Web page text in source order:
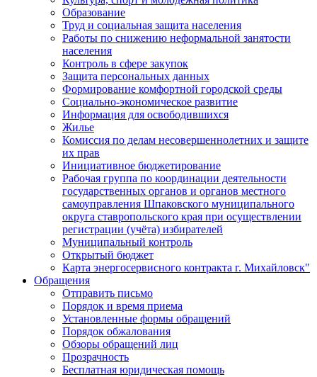
Образование
Труд и социальная защита населения
Работы по снижению неформальной занятости
населения
Контроль в сфере закупок
Защита персональных данных
Формирование комфортной городской среды
Социально-экономическое развитие
Информация для освободившихся
Жилье
Комиссия по делам несовершеннолетних и защите
их прав
Инициативное бюджетирование
Рабочая группа по координации деятельности
государственных органов и органов местного
самоуправления Шпаковского муниципального
округа ставропольского края при осуществлении
регистрации (учёта) избирателей
Муниципальный контроль
Открытый бюджет
Карта энергосервисного контракта г. Михайловск"
Обращения
Отправить письмо
Порядок и время приема
Установленные формы обращений
Порядок обжалования
Обзоры обращений лиц
Прозрачность
Бесплатная юридическая помощь